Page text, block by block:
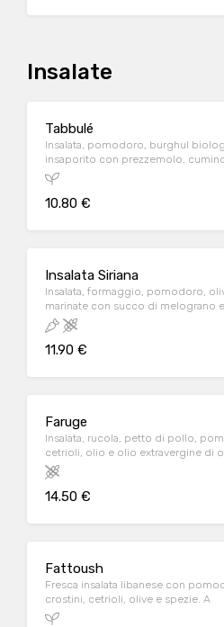
Insalate
Tabbulé
Insalata, pomodoro, burghul
insaporito con prezzemolo,
oliva. A
10.80 €
Insalata Siriana
Insalata, formaggio, pomodoro,
marinate con succo di melograno
C
11.90 €
Faruge
Insalata, rucola, petto di pollo,
cetrioli, olio e olio extravergine di
14.50 €
Fattoush
Fresca insalata libanese con
crostini, cetrioli, olive e spezie. A